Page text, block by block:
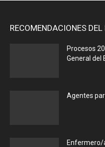
RECOMENDACIONES DEL
Procesos
General del
Agentes
Enfermero/